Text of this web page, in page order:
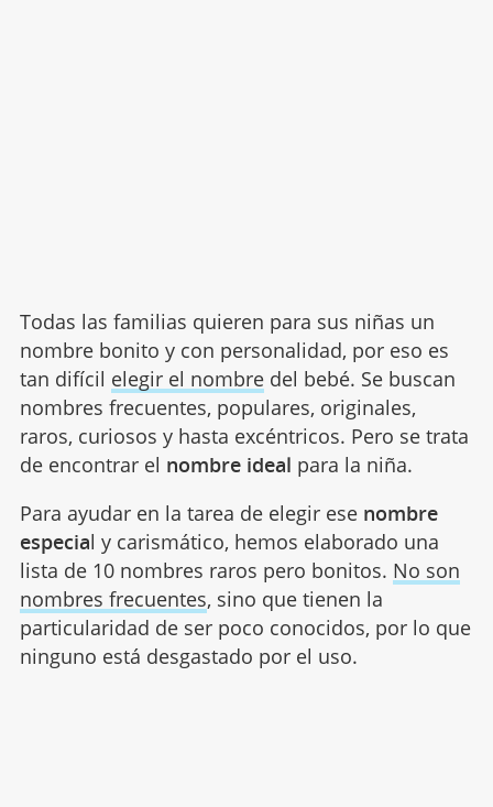
Todas las familias quieren para sus niñas un
nombre bonito y con personalidad, por eso es
tan difícil elegir el nombredel bebé. Se buscan
nombres frecuentes, populares, originales,
raros, curiosos y hasta excéntricos. Pero se trata
de encontrar el nombre ideal para la niña.
Para ayudar en la tarea de elegir ese nombre
especial y carismático, hemos elaborado una
lista de 10 nombres raros pero bonitos. No son
nombres frecuentes, sino que tienen la
particularidad de ser poco conocidos, por lo que
ninguno está desgastado por el uso.